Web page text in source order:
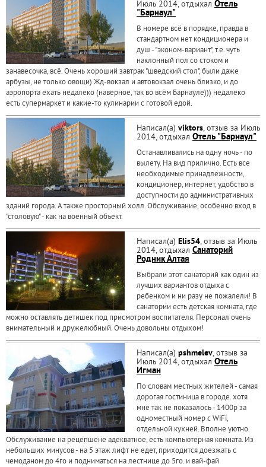
Июль 2014, отдыхал Отель
"Барнаул"
В номере всё в порядке, правда в
стандартном нет кондиционера и
душ - "эконом-вариант", т.е. чуть
наклонный пол со стоком и
занавесочка, всё. Очень хороший завтрак "шведский стол", были даже
арбузы, не только овощи) Жд-вокзал и автовокзал очень близко, и до
аэропорта ехать недалеко (наверное, так во всём Барнауле))) недалеко
есть супермаркет и какие-то кулинарии с готовой едой.
Написал(а) viktors, отзыв за Июль
2014, отдыхал Отель "Барнаул"
Останавливались на одну ночь - по
вылету. На вид прилично. Есть все
необходимые принадлежности,
кондиционер, интернет, удобство в
доступности до административных
зданий города. А также просторный холл. Обслуживание, особенно вход в
"столовую" - как на военный объект.
Написал(а) Elis54, отзыв за Июль
2014, отдыхал Санаторий
Родник Алтая
Выбрали этот санаторий как один из
лучших вариантов отдыха с
ребенком и ни разу не пожалели! В
санатории есть детская комната, где
можно оставлять детишек под присмотром воспитателя. Персонал очень
внимательный и дружелюбный. Очень довольны отдыхом!
Написал(а) pshmelev, отзыв за
Июль 2014, отдыхал Отель
Игман
По словам местных жителей - самая
дорогая гостиница в городе. хотя
мне так не показалось - 1400р за
одноместный номер с WiFi,
отдельной кухней. Вполне уютно.
Обслуживание на рецепшене адекватное, есть компьютерная комната. Из
небольших минусов - на 5 этаж лифт не едет, приходится доезжать с
чемоданом до 4го и подниматься на лестнице до 5го. и вай-фай